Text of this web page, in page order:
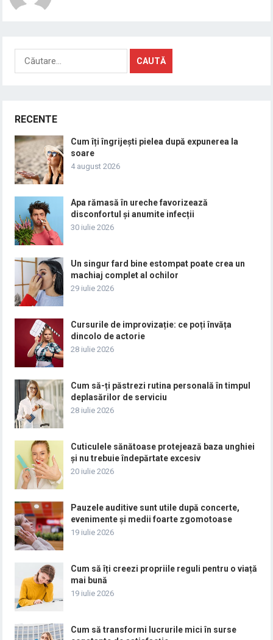
Caută
după:
RECENTE
Cum îți îngrijești pielea după expunerea la
soare
4 august 2026
Apa rămasă în ureche favorizează
disconfortul și anumite infecții
30 iulie 2026
Un singur fard bine estompat poate crea un
machiaj complet al ochilor
29 iulie 2026
Cursurile de improvizație: ce poți învăța
dincolo de actorie
28 iulie 2026
Cum să-ți păstrezi rutina personală în timpul
deplasărilor de serviciu
28 iulie 2026
Cuticulele sănătoase protejează baza unghiei
și nu trebuie îndepărtate excesiv
20 iulie 2026
Pauzele auditive sunt utile după concerte,
evenimente și medii foarte zgomotoase
19 iulie 2026
Cum să îți creezi propriile reguli pentru o viață
mai bună
19 iulie 2026
Cum să transformi lucrurile mici în surse